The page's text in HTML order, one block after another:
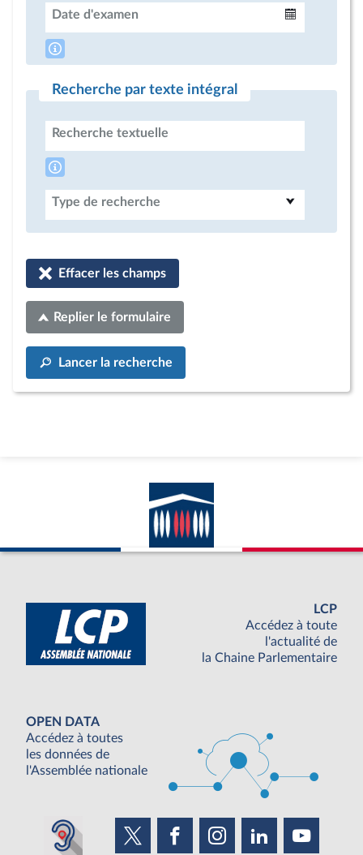
Date d'examen
Recherche par texte intégral
Recherche textuelle
Type de recherche
Effacer les champs
Replier le formulaire
Lancer la recherche
LCP
Accédez à toute
l'actualité de
la Chaine Parlementaire
OPEN DATA
Accédez à toutes
les données de
l'Assemblée nationale